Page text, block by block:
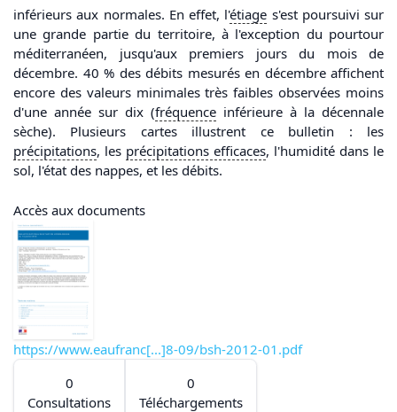
inférieurs aux normales. En effet, l'étiage s'est poursuivi sur
une grande partie du territoire, à l'exception du pourtour
méditerranéen, jusqu'aux premiers jours du mois de
décembre. 40 % des débits mesurés en décembre affichent
encore des valeurs minimales très faibles observées moins
d'une année sur dix (fréquence inférieure à la décennale
sèche). Plusieurs cartes illustrent ce bulletin : les
précipitations, les précipitations efficaces, l'humidité dans le
sol, l'état des nappes, et les débits.
Accès aux documents
https://www.eaufranc[...]8-09/bsh-2012-01.pdf
0
Consultations
0
Téléchargements